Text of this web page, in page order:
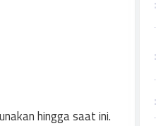
hingga saat ini.